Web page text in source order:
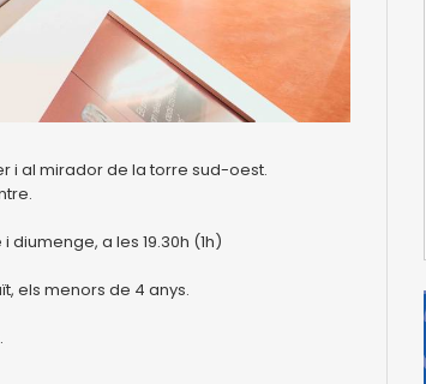
i al mirador de la torre sud-oest.
a les 19.30h (1h)
els menors de 4 anys.